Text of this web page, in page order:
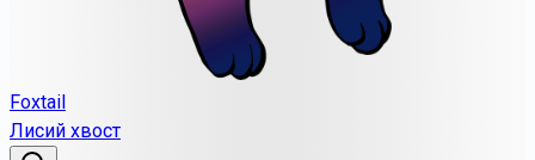
Foxtail
Лисий хвост